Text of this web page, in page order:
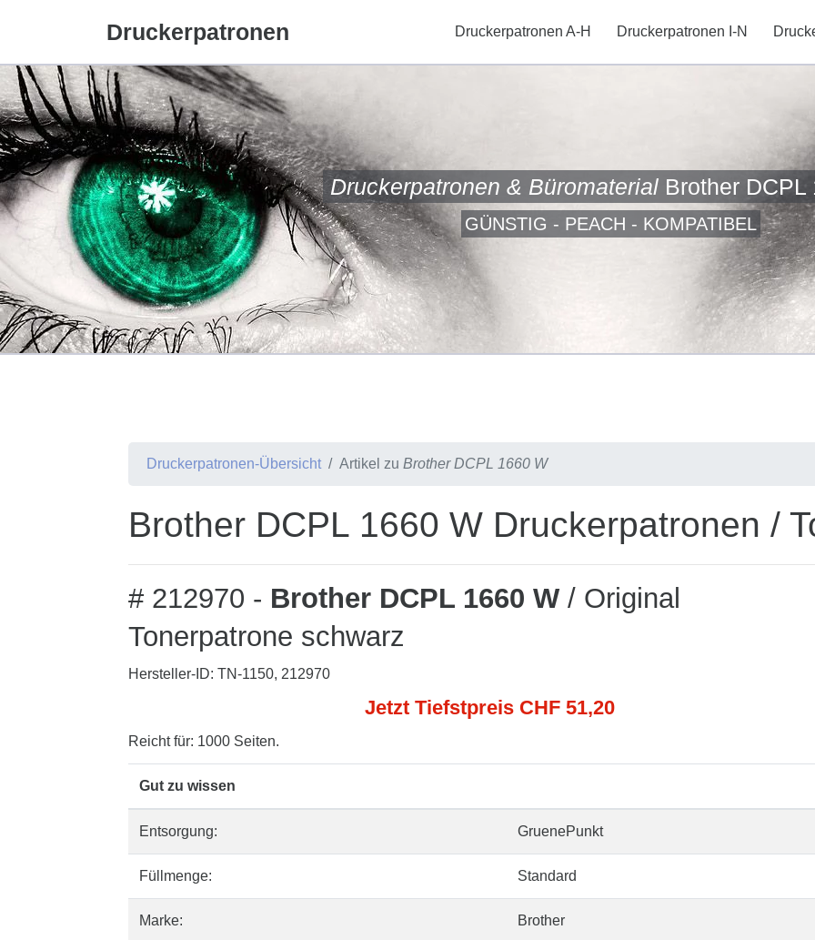
Druckerpatronen Druckerpatronen A-H Druckerpatronen I-N
Druckerpatronen & Büromaterial Brother DCPL
GÜNSTIG - PEACH - KOMPATIBEL
Druckerpatronen-Übersicht Artikel zu Brother DCPL 1660 W
Brother DCPL 1660 W Druckerpatronen /
# 212970 - Brother DCPL 1660 W / Original
Tonerpatrone schwarz
Hersteller-ID: TN-1150, 212970
Jetzt Tiefstpreis CHF 51,20
Reicht für: 1000 Seiten.
Gut zu wissen
Entsorgung: GruenePunkt
Füllmenge: Standard
Marke: Brother